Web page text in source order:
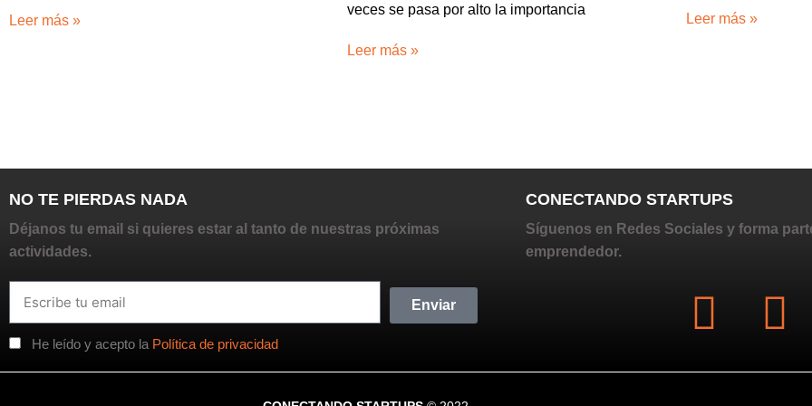
Leer más »
veces se pasa por alto la importancia
Leer más »
Leer más »
NO TE PIERDAS NADA
Déjanos tu email si quieres estar al tanto de nuestras próximas
actividades.
He leído y acepto la Política de privacidad
Enviar
CONECTANDO STARTUPS
Síguenos en Redes Sociales y forma
emprendedor.